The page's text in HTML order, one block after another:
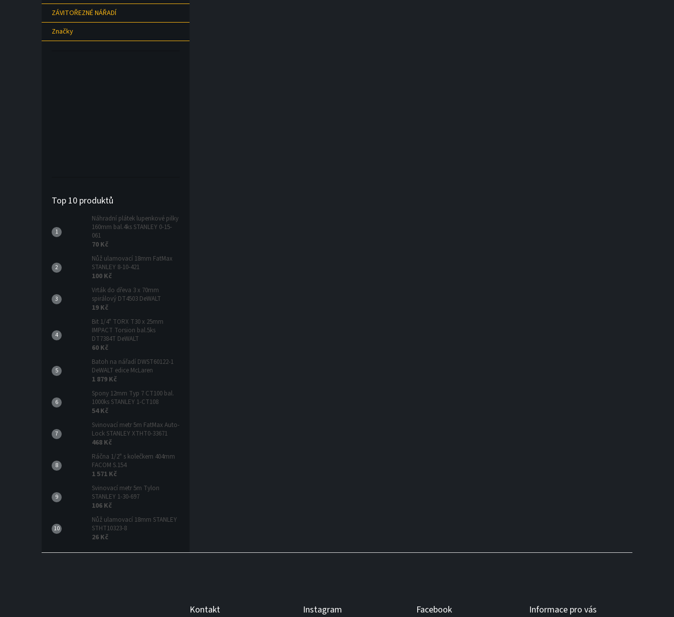
ZÁVITOŘEZNÉ NÁŘADÍ
Značky
Top 10 produktů
Náhradní plátek lupenkové pilky
160mm bal.4ks STANLEY 0-15-
061
70 Kč
Nůž ulamovací 18mm FatMax
STANLEY 8-10-421
100 Kč
Vrták do dřeva 3 x 70mm
spirálový DT4503 DeWALT
19 Kč
Bit 1/4" TORX T30 x 25mm
IMPACT Torsion bal.5ks
DT7384T DeWALT
60 Kč
Batoh na nářadí DWST60122-1
DeWALT edice McLaren
1 879 Kč
Spony 12mm Typ 7 CT100 bal.
1000ks STANLEY 1-CT108
54 Kč
Svinovací metr 5m FatMax Auto-
Lock STANLEY XTHT0-33671
468 Kč
Ráčna 1/2" s kolečkem 404mm
FACOM S.154
1 571 Kč
Svinovací metr 5m Tylon
STANLEY 1-30-697
106 Kč
Nůž ulamovací 18mm STANLEY
STHT10323-8
26 Kč
Kontakt Instagram Facebook Informace pro vás